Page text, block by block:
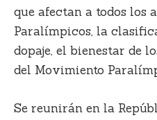
que afectan a todos los
Paralímpicos, la
dopaje, el bienestar de
del Movimiento
Se reunirán en la